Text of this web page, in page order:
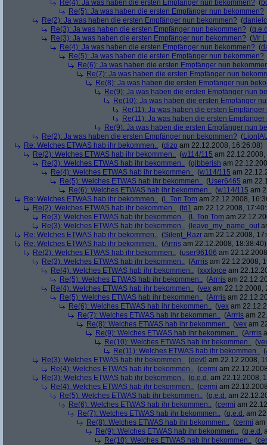
Re(4): Ja was haben die ersten Empfänger nun bekommen? (
Re(5): Ja was haben die ersten Empfänger nun bekommen?
Re(2): Ja was haben die ersten Empfänger nun bekommen? (
Re(3): Ja was haben die ersten Empfänger nun bekommen? (
Re(3): Ja was haben die ersten Empfänger nun bekommen? (Mr L
Re(4): Ja was haben die ersten Empfänger nun bekommen? (
Re(5): Ja was haben die ersten Empfänger nun bekommen?
Re(6): Ja was haben die ersten Empfänger nun
Re(7): Ja was haben die ersten Empfänger nun
Re(8): Ja was haben die ersten Empfänger nun
Re(9): Ja was haben die ersten Empfänger nun
Re(10): Ja was haben die ersten Empfänger
Re(11): Ja was haben die ersten
Re(11): Ja was haben die ersten
Re(9): Ja was haben die ersten Empfänger nun
Re(2): Ja was haben die ersten Empfänger nun bekommen? (
Re: Welches ETWAS hab ihr bekommen.. (dizo am 22.12.2008, 16:26:08)
Re(2): Welches ETWAS hab ihr bekommen.. (w114/115 am
Re(3): Welches ETWAS hab ihr bekommen.. (gibberish am
Re(4): Welches ETWAS hab ihr bekommen.. (w114/115 am
Re(5): Welches ETWAS hab ihr bekommen.. (User6465 am
Re(6): Welches ETWAS hab ihr bekommen.. (w114/115 am
Re: Welches ETWAS hab ihr bekommen.. (L.Ton Tom am 22.12.2008,
Re(2): Welches ETWAS hab ihr bekommen.. (td1 am 22.12.2008,
Re(3): Welches ETWAS hab ihr bekommen.. (L.Ton Tom am
Re(3): Welches ETWAS hab ihr bekommen.. ( leave_my_name_out
Re: Welches ETWAS hab ihr bekommen.. (Silent_Razr am 22.12.2008,
Re: Welches ETWAS hab ihr bekommen.. (Arrris am 22.12.2008, 18:38:40)
Re(2): Welches ETWAS hab ihr bekommen.. (user96106 am
Re(3): Welches ETWAS hab ihr bekommen.. (Arrris am 22.12.2008,
Re(4): Welches ETWAS hab ihr bekommen.. (xxxforce am
Re(5): Welches ETWAS hab ihr bekommen.. (Arrris am
Re(4): Welches ETWAS hab ihr bekommen.. (vex am 22.12.2008,
Re(5): Welches ETWAS hab ihr bekommen.. (Arrris am
Re(6): Welches ETWAS hab ihr bekommen.. (vex am
Re(7): Welches ETWAS hab ihr bekommen.. (Arrris am
Re(8): Welches ETWAS hab ihr bekommen.. (vex am
Re(9): Welches ETWAS hab ihr bekommen.. (Arrris
Re(10): Welches ETWAS hab ihr bekommen.. (
Re(11): Welches ETWAS hab ihr bekommen.. (
Re(3): Welches ETWAS hab ihr bekommen.. (dev0 am 22.12.2008,
Re(4): Welches ETWAS hab ihr bekommen.. (cermi am
Re(3): Welches ETWAS hab ihr bekommen.. (q.e.d. am 22.12.2008,
Re(4): Welches ETWAS hab ihr bekommen.. (cermi am
Re(5): Welches ETWAS hab ihr bekommen.. (q.e.d. am
Re(6): Welches ETWAS hab ihr bekommen.. (cermi am
Re(7): Welches ETWAS hab ihr bekommen.. (q.e.d. am
Re(8): Welches ETWAS hab ihr bekommen.. (cermi am
Re(9): Welches ETWAS hab ihr bekommen.. (q.e.d.
Re(10): Welches ETWAS hab ihr bekommen.. (